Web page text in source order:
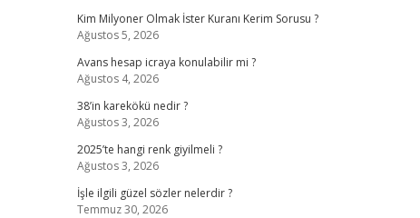
Kim Milyoner Olmak İster Kuranı Kerim Sorusu ?
Ağustos 5, 2026
Avans hesap icraya konulabilir mi ?
Ağustos 4, 2026
38’in karekökü nedir ?
Ağustos 3, 2026
2025’te hangi renk giyilmeli ?
Ağustos 3, 2026
İşle ilgili güzel sözler nelerdir ?
Temmuz 30, 2026